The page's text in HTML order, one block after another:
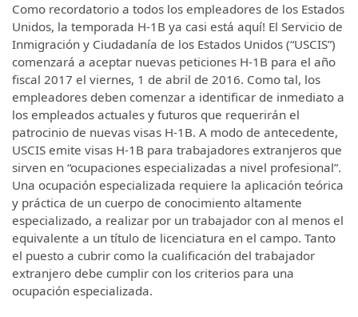
Como recordatorio a todos los empleadores de los Estados
Unidos, la temporada H-1B ya casi está aquí! El Servicio de
Inmigración y Ciudadanía de los Estados Unidos (“USCIS”)
comenzará a aceptar nuevas peticiones H-1B para el año
fiscal 2017 el viernes, 1 de abril de 2016. Como tal, los
empleadores deben comenzar a identificar de inmediato a
los empleados actuales y futuros que requerirán el
patrocinio de nuevas visas H-1B. A modo de antecedente,
USCIS emite visas H-1B para trabajadores extranjeros que
sirven en “ocupaciones especializadas a nivel profesional”.
Una ocupación especializada requiere la aplicación teórica
y práctica de un cuerpo de conocimiento altamente
especializado, a realizar por un trabajador con al menos el
equivalente a un título de licenciatura en el campo. Tanto
el puesto a cubrir como la cualificación del trabajador
extranjero debe cumplir con los criterios para una
ocupación especializada.